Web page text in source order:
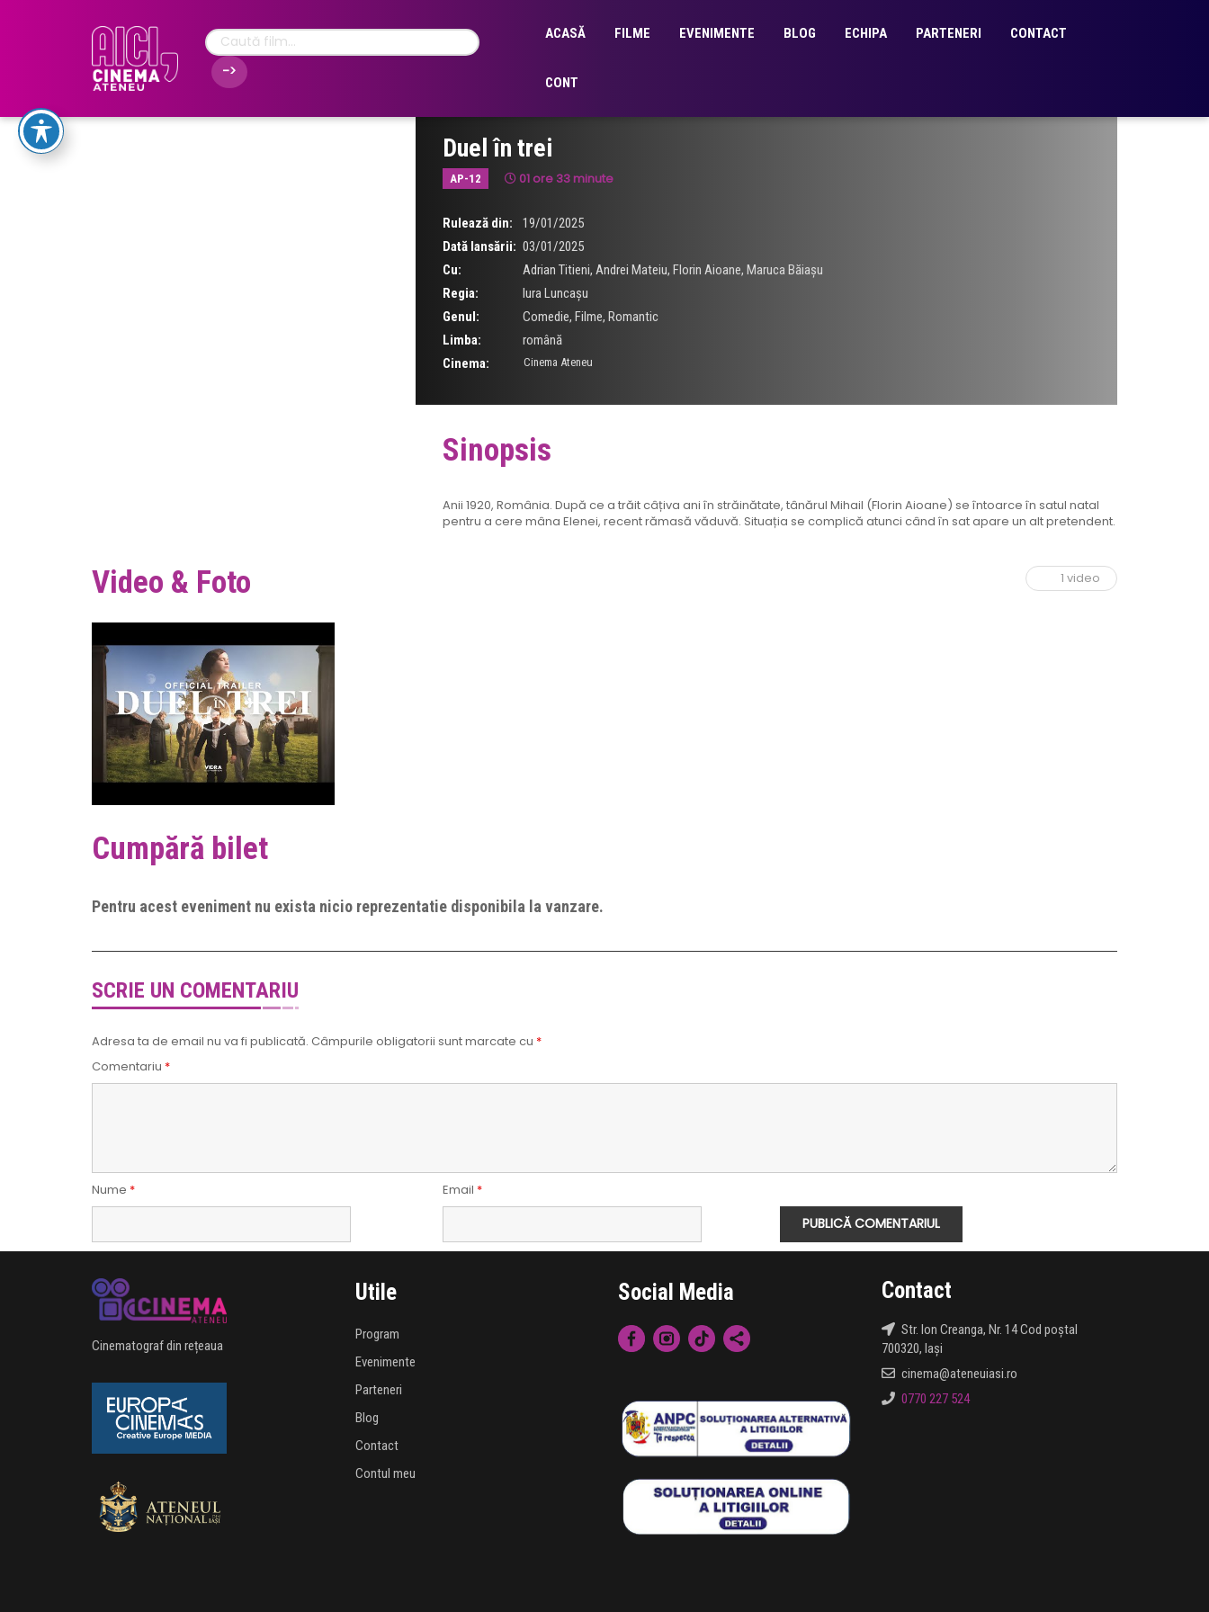
ACASĂ FILME EVENIMENTE BLOG ECHIPA PARTENERI CONTACT
CONT
Duel în trei
AP-12 01 ore 33 minute
Rulează din:
19/01/2025
Dată lansării: 03/01/2025
Cu:
Adrian Titieni, Andrei Mateiu, Florin Aioane, Maruca Băiașu
Regia:
Iura Luncașu
Genul:
Comedie, Filme, Romantic
Limba:
română
Cinema:
Cinema Ateneu
Sinopsis
Anii 1920, România. După ce a trăit câțiva ani în străinătate, tânărul Mihail (Florin Aioane) se întoarce în satul natal
pentru a cere mâna Elenei, recent rămasă văduvă. Situația se complică atunci când în sat apare un alt pretendent.
Video & Foto 1 video
Cumpără bilet
Pentru acest eveniment nu exista nicio reprezentatie disponibila la vanzare.
SCRIE UN COMENTARIU
Adresa ta de email nu va fi publicată. Câmpurile obligatorii sunt marcate cu *
Comentariu *
Nume * Email *
Cinematograf din rețeaua
Utile
Program
Evenimente
Parteneri
Blog
Contact
Contul meu
Social Media Contact
Str. Ion Creanga, Nr. 14 Cod poștal
700320, Iași
cinema@ateneuiasi.ro
0770 227 524